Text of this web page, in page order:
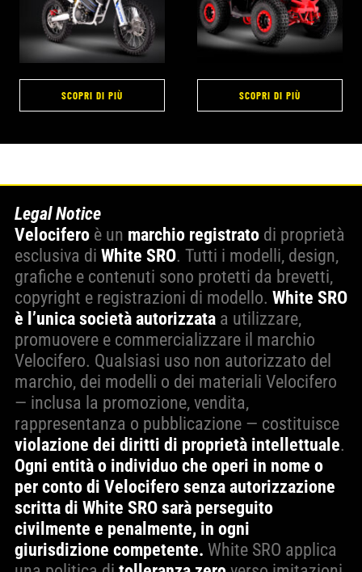
SCOPRI DI PIÙ SCOPRI DI PIÙ
Legal Notice
Velocifero è un marchio registrato di proprietà
esclusiva di White SRO. Tutti i modelli, design,
grafiche e contenuti sono protetti da brevetti,
copyright e registrazioni di modello. White SRO
è l’unica società autorizzataa utilizzare,
promuovere e commercializzare il marchio
Velocifero. Qualsiasi uso non autorizzato del
marchio, dei modelli o dei materiali Velocifero
— inclusa la promozione, vendita,
rappresentanza o pubblicazione — costituisce
violazione dei diritti di proprietà intellettuale.
Ogni entità o individuo che operi in nome o
per conto di Velocifero senza autorizzazione
scritta di White SRO sarà perseguito
civilmente e penalmente, in ogni
giurisdizione competente. White SRO applica